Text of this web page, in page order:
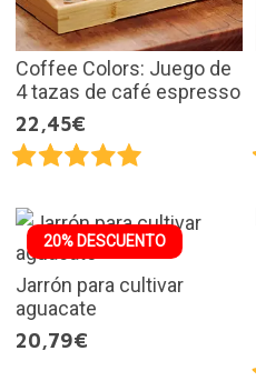
Coffee Colors: Juego de
4 tazas de café espresso
22,45€
20% DESCUENTO
Jarrón para cultivar
aguacate
20,79€